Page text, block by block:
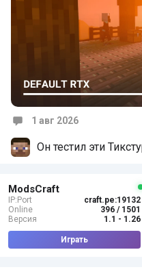
1 авг 2026
Он тестил эти
ModsCraft
IP:Port
craft.pe:19132
Online
396 / 1501
Версия
1.1 - 1.26
Играть